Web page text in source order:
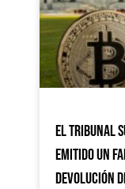
El Tribunal
emitido un
devolución